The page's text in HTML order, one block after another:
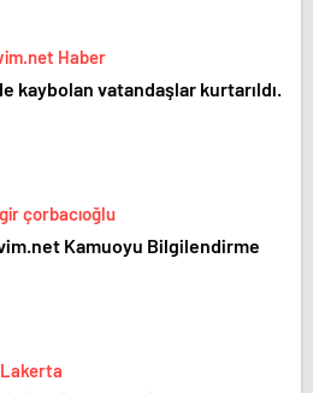
Haber
kaybolan vatandaşlar kurtarıldı.
çorbacıoğlu
Kamuoyu Bilgilendirme